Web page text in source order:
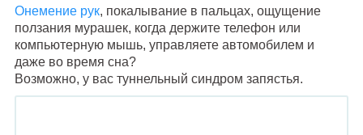
Онемение рук, покалывание в пальцах, ощущение
ползания мурашек, когда держите телефон или
компьютерную мышь, управляете автомобилем и
даже во время сна?
Возможно, у вас туннельный синдром запястья.